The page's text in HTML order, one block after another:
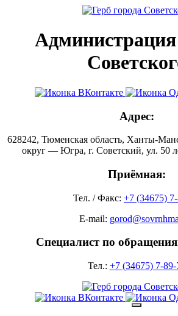
Администрация
Адрес:
628242, Тюменская область, Ханты-
округ — Югра, г. Советский, ул. 50
Приёмная:
Тел. / Факс: +7 (34675)
E-mail:
Специалист по
Тел.: +7 (34675) 7-89-